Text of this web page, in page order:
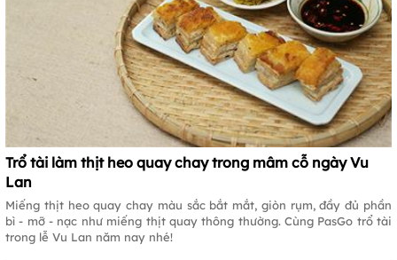
Trổ tài làm thịt heo quay chay trong mâm cỗ ngày Vu
Lan
Miếng thịt heo quay chay màu sắc bắt mắt, giòn rụm, đầy đủ phần
bì - mỡ - nạc như miếng thịt quay thông thường. Cùng PasGo trổ tài
trong lễ Vu Lan năm nay nhé!